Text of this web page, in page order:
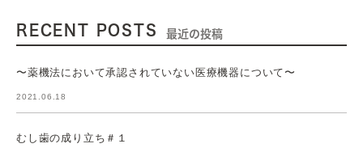
RECENT POSTS 最近の投稿
〜薬機法において承認されていない医療機器について〜
2021.06.18
むし歯の成り立ち＃１